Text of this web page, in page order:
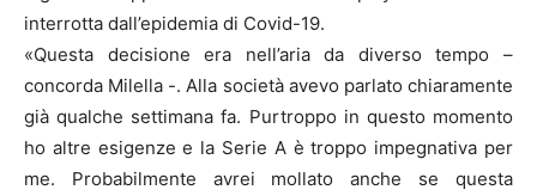
interrotta dall’epidemia di Covid-19.
«Questa decisione era nell’aria da diverso tempo –
concorda Milella -. Alla società avevo parlato chiaramente
già qualche settimana fa. Purtroppo in questo momento
ho altre esigenze e la Serie A è troppo impegnativa per
me. Probabilmente avrei mollato anche se questa